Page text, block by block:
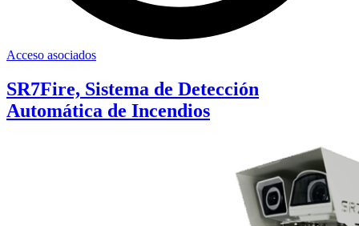
Acceso asociados
SR7Fire, Sistema de Detección
Automática de Incendios